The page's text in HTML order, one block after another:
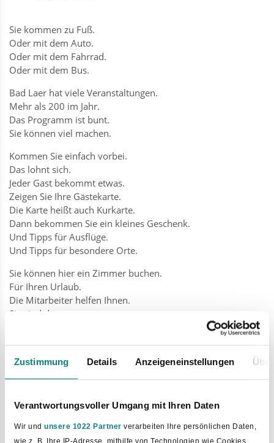
Zustimmung Details Anzeigeneinstellungen
Verantwortungsvoller Umgang mit Ihren Daten
Wir und unsere 1022 Partner verarbeiten Ihre persönlichen Daten,
Sie kommen zu Fuß.
Oder mit dem Auto.
Oder mit dem Fahrrad.
Oder mit dem Bus.
Bad Laer hat viele Veranstaltungen.
Mehr als 200 im Jahr.
Das Programm ist bunt.
Sie können viel machen.
Kommen Sie einfach vorbei.
Das lohnt sich.
Jeder Gast bekommt etwas.
Zeigen Sie Ihre Gästekarte.
Die Karte heißt auch Kurkarte.
Dann bekommen Sie ein kleines Geschenk.
Und Tipps für Ausflüge.
Und Tipps für besondere Orte.
Sie können hier ein Zimmer buchen.
Für Ihren Urlaub.
Die Mitarbeiter helfen Ihnen.
Sie sind da:
Am Telefon
Per E-Mail
Die Touristik will, dass Sie zufrieden sind.